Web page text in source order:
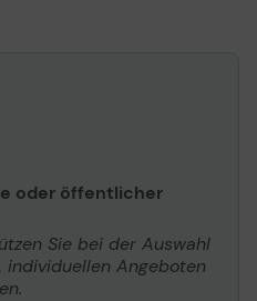
oder öffentlicher
Sie bei der Auswahl
individuellen Angeboten